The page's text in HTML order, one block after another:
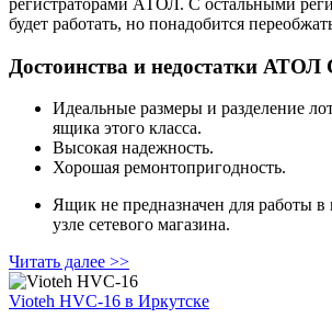
будет работать, но понадобится
Достоинства и недостатки АТОЛ
Идеальные размеры и разделение
ящика этого класса.
Высокая надежность.
Хорошая ремонтопригодность.
Ящик не предназначен для работы
узле сетевого магазина.
Читать далее >>
Vioteh HVC-16 в Иркутске